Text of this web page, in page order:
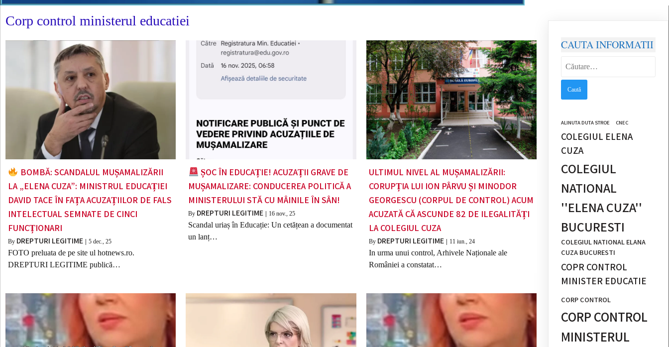
Corp control ministerul educatiei
BOMBĂ: SCANDALUL MUȘAMALIZĂRII
LA „ELENA CUZA”: MINISTRUL EDUCAȚIEI
DAVID TACE ÎN FAȚA ACUZAȚIILOR DE FALS
INTELECTUAL SEMNATE DE CINCI
FUNCȚIONARI
By DREPTURI LEGITIME 5 dec., 25
FOTO preluata de pe site ul hotnews.ro.
DREPTURI LEGITIME publică…
ȘOC ÎN EDUCAȚIE! ACUZAȚII GRAVE DE
MUȘAMALIZARE: CONDUCEREA POLITICĂ A
MINISTERULUI STĂ CU MÂINILE ÎN SÂN!
By DREPTURI LEGITIME 16 nov., 25
Scandal uriaș în Educație: Un cetățean a documentat
un lanț…
ULTIMUL NIVEL AL MUȘAMALIZĂRII:
CORUPȚIA LUI ION PÂRVU ȘI MINODOR
GEORGESCU (CORPUL DE CONTROL) ACUM
ACUZATĂ CĂ ASCUNDE 82 DE ILEGALITĂȚI
LA COLEGIUL CUZA
By DREPTURI LEGITIME 11 iun., 24
In urma unui control, Arhivele Naționale ale
României a constatat…
CAUTA INFORMATII
ALINUTA DUTA STROE CNEC
COLEGIUL ELENA
CUZA
COLEGIUL
NATIONAL
''ELENA CUZA''
BUCURESTI
COLEGIUL NATIONAL ELANA
CUZA BUCURESTI
COPR CONTROL
MINISTER EDUCATIE
CORP CONTROL
CORP CONTROL
MINISTERUL